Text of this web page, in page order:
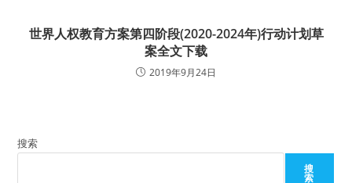
世界人权教育方案第四阶段(2020-2024年)行动计划草
案全文下载
2019年9月24日
搜索
搜
索